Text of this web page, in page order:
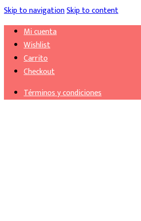
Skip to navigationSkip to content
Mi cuenta
Wishlist
Carrito
Checkout
Términos y condiciones